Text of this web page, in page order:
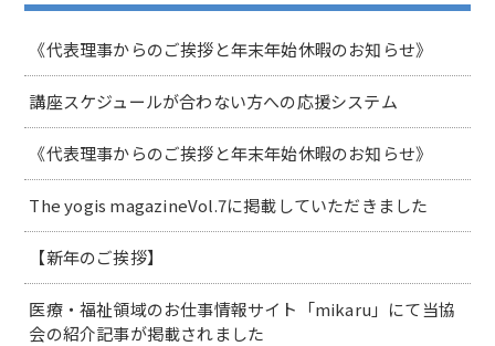
《代表理事からのご挨拶と年末年始休暇のお知らせ》
講座スケジュールが合わない方への応援システム
《代表理事からのご挨拶と年末年始休暇のお知らせ》
The yogis magazineVol.7に掲載していただきました
【新年のご挨拶】
医療・福祉領域のお仕事情報サイト「mikaru」にて当協
会の紹介記事が掲載されました